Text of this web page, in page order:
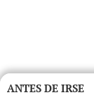
ANTES DE IRSE